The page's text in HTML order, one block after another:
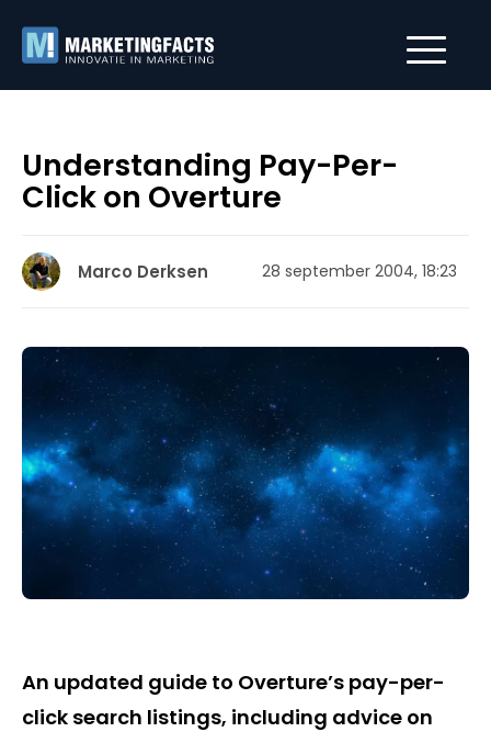
Understanding Pay-Per-
Click on Overture
Marco Derksen 28 september 2004, 18:23
An updated guide to Overture’s pay-per-
click search listings, including advice on